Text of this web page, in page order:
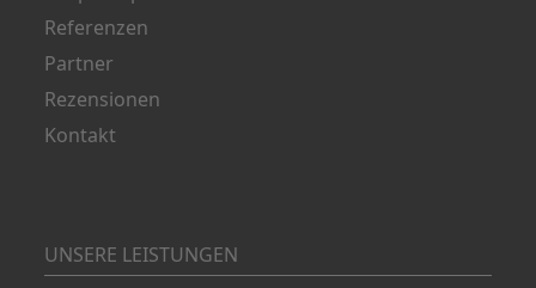
Referenzen
Partner
Rezensionen
Kontakt
UNSERE LEISTUNGEN